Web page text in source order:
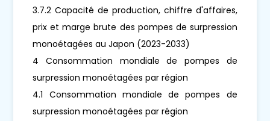
3.7.2 Capacité de production, chiffre d'affaires,
prix et marge brute des pompes de surpression
monoétagées au Japon (2023-2033)
4 Consommation mondiale de pompes de
surpression monoétagées par région
4.1 Consommation mondiale de pompes de
surpression monoétagées par région